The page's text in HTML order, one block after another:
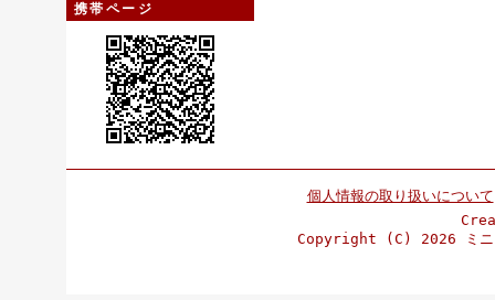
携帯ページ
個人情報の取り扱いについて
Copyright (C) 2026 ミ